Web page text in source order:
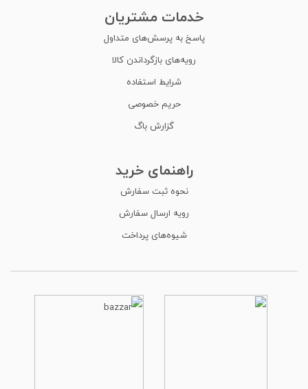
خدمات مشتریان
پاسخ به پرسش‌های متداول
رویه‌های بازگرداندن کالا
شرایط استفاده
حریم خصوصی
گزارش باگ
راهنمای خرید
نحوه ثبت سفارش
رویه ارسال سفارش
شیوه‌های پرداخت